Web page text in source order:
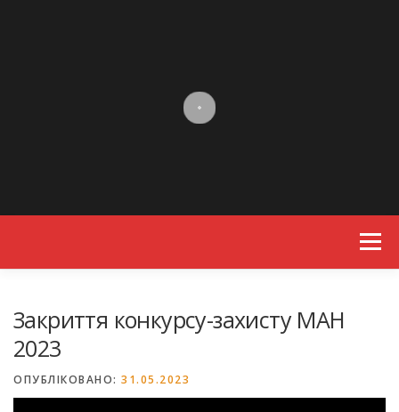
Menu
Закриття конкурсу-захисту МАН
2023
ОПУБЛІКОВАНО: 31.05.2023